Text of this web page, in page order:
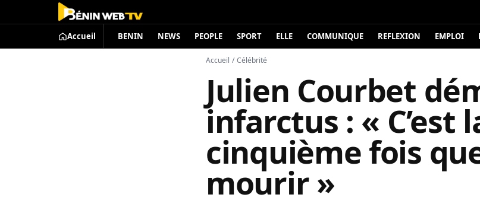
Accueil BENIN NEWS PEOPLE SPORT ELLE COMMUNIQUE REFLEXION EMPLOI
Accueil / Célébrité
Julien Courbet
infarctus : « C’est
cinquième fois
mourir »